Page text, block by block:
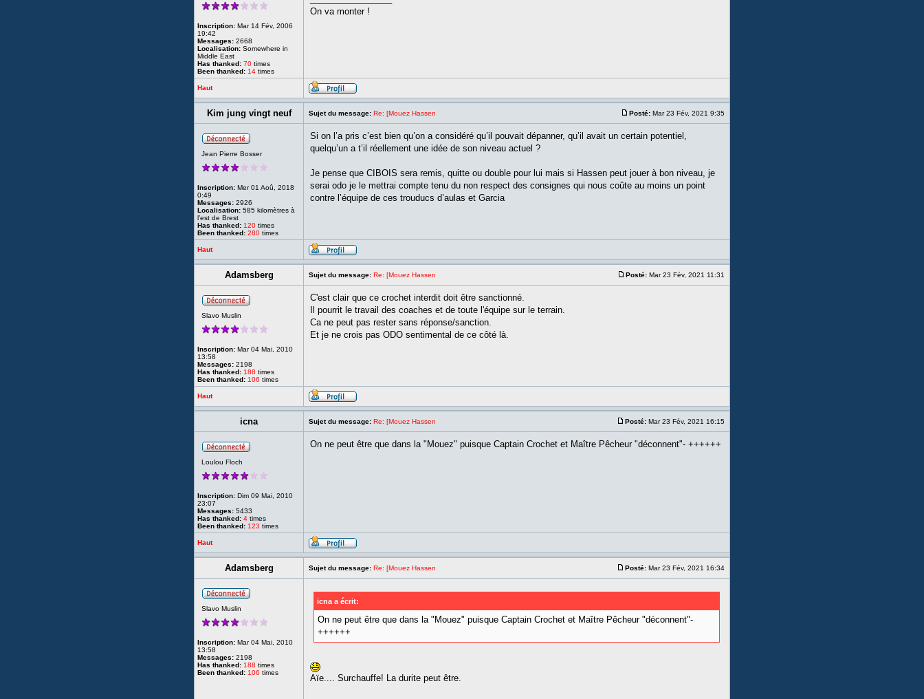
Inscription: Mar 14 Fév, 2006
19:42
Messages: 2668
Localisation: Somewhere in
Middle East
Has thanked: 70 times
Been thanked: 14 times
On va monter !
Haut
Kim jung vingt neuf Sujet du message: Re: [Mouez Hassen Posté: Mar 23 Fév, 2021 9:35
Jean Pierre Bosser
Inscription: Mer 01 Aoû, 2018
0:49
Messages: 2926
Localisation: 585 kilomètres à
l’est de Brest
Has thanked: 120 times
Been thanked: 280 times
Si on l’a pris c’est bien qu’on a considéré qu’il pouvait dépanner, qu’il avait un certain potentiel,
quelqu’un a t’il réellement une idée de son niveau actuel ?
Je pense que CIBOIS sera remis, quitte ou double pour lui mais si Hassen peut jouer à bon niveau, je
serai odo je le mettrai compte tenu du non respect des consignes qui nous coûte au moins un point
contre l’équipe de ces trouducs d’aulas et Garcia
Haut
Adamsberg Sujet du message: Re: [Mouez Hassen Posté: Mar 23 Fév, 2021 11:31
Slavo Muslin
Inscription: Mar 04 Mai, 2010
13:58
Messages: 2198
Has thanked: 188 times
Been thanked: 106 times
C'est clair que ce crochet interdit doit être sanctionné.
Il pourrit le travail des coaches et de toute l'équipe sur le terrain.
Ca ne peut pas rester sans réponse/sanction.
Et je ne crois pas ODO sentimental de ce côté là.
Haut
icna Sujet du message: Re: [Mouez Hassen Posté: Mar 23 Fév, 2021 16:15
Loulou Floch
Inscription: Dim 09 Mai, 2010
23:07
Messages: 5433
Has thanked: 4 times
Been thanked: 123 times
On ne peut être que dans la "Mouez" puisque Captain Crochet et Maître Pêcheur "déconnent"- ++++++
Haut
Adamsberg Sujet du message: Re: [Mouez Hassen Posté: Mar 23 Fév, 2021 16:34
Slavo Muslin
Inscription: Mar 04 Mai, 2010
13:58
Messages: 2198
Has thanked: 188 times
Been thanked: 106 times
icna a écrit:
On ne peut être que dans la "Mouez" puisque Captain Crochet et Maître Pêcheur "déconnent"-
++++++
Aïe.... Surchauffe! La durite peut être.